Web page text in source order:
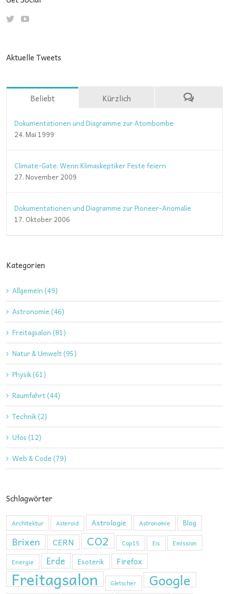
Aktuelle Tweets
Beliebt Kürzlich
Dokumentationen und Diagramme zur Atombombe
24. Mai 1999
Climate-Gate: Wenn Klimaskeptiker Feste feiern
27. November 2009
Dokumentationen und Diagramme zur Pioneer-Anomalie
17. Oktober 2006
Kategorien
Allgemein (49)
Astronomie (46)
Freitagsalon (81)
Natur & Umwelt (95)
Physik (61)
Raumfahrt (44)
Technik (2)
Ufos (12)
Web & Code (79)
Schlagwörter
Architektur Asteroid Astrologie Astronomie Blog
Brixen CERN CO2 Cop15 Eis
Emission
Energie
Erde Esoterik Firefox
Freitagsalon Gletscher Google